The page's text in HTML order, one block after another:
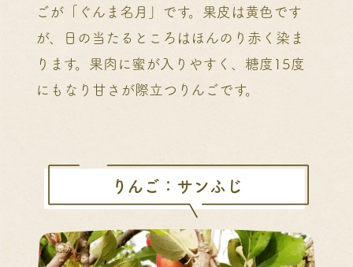
ごが「ぐんま名月」です。果皮は黄色です
が、日の当たるところはほんのり赤く染ま
ります。果肉に蜜が入りやすく、糖度15度
にもなり甘さが際立つりんごです。
りんご：サンふじ